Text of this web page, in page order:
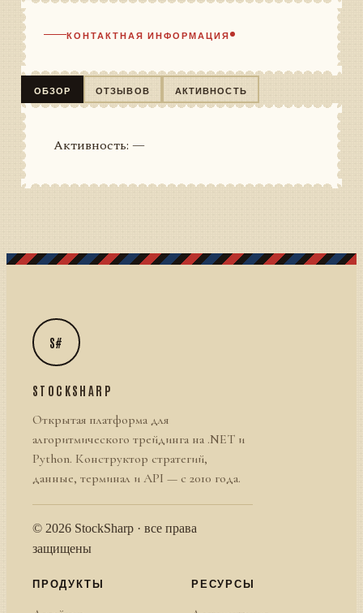
КОНТАКТНАЯ ИНФОРМАЦИЯ
ОБЗОР ОТЗЫВОВ АКТИВНОСТЬ
Активность: —
S#
STOCKSHARP
Открытая платформа для
алгоритмического трейдинга на .NET и
Python. Конструктор стратегий,
данные, терминал и API — с 2010 года.
© 2026 StockSharp · все права
защищены
ПРОДУКТЫ РЕСУРСЫ